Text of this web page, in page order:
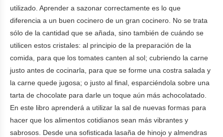
utilizado. Aprender a sazonar correctamente es lo que
diferencia a un buen cocinero de un gran cocinero. No se trata
sólo de la cantidad que se añada, sino también de cuándo se
utilicen estos cristales: al principio de la preparación de la
comida, para que los tomates canten al sol; cubriendo la carne
justo antes de cocinarla, para que se forme una costra salada y
la carne quede jugosa; o justo al final, esparciéndola sobre una
tarta de chocolate para darle un toque aún más achocolatado.
En este libro aprenderá a utilizar la sal de nuevas formas para
hacer que los alimentos cotidianos sean más vibrantes y
sabrosos. Desde una sofisticada lasaña de hinojo y almendras